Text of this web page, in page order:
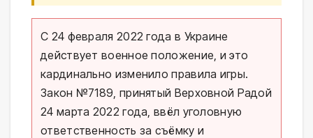
С 24 февраля 2022 года в Украине
действует военное положение, и это
кардинально изменило правила игры.
Закон №7189, принятый Верховной Радой
24 марта 2022 года, ввёл уголовную
ответственность за съёмку и